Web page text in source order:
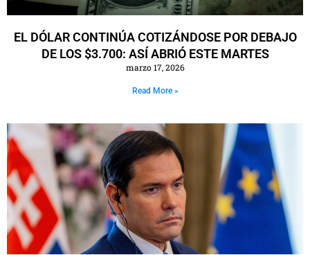
EL DÓLAR CONTINÚA COTIZÁNDOSE POR DEBAJO
DE LOS $3.700: ASÍ ABRIÓ ESTE MARTES
marzo 17, 2026
Read More »